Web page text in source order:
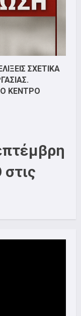
ΣΧΕΤΙΚΑ
ΚΕΝΤΡΟ